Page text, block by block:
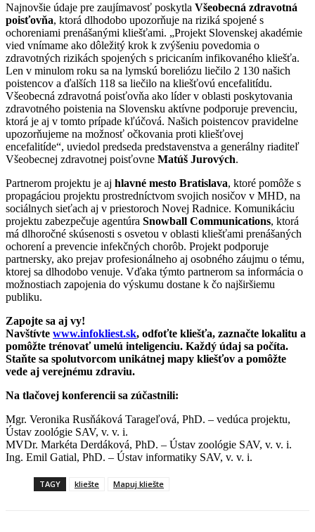
Najnovšie údaje pre zaujímavosť poskytla Všeobecná zdravotná
poisťovňa, ktorá dlhodobo upozorňuje na riziká spojené s
ochoreniami prenášanými kliešťami. „Projekt Slovenskej akadémie
vied vnímame ako dôležitý krok k zvýšeniu povedomia o
zdravotných rizikách spojených s pricicaním infikovaného kliešťa.
Len v minulom roku sa na lymskú boreliózu liečilo 2 130 našich
poistencov a ďalších 118 sa liečilo na kliešťovú encefalitídu.
Všeobecná zdravotná poisťovňa ako líder v oblasti poskytovania
zdravotného poistenia na Slovensku aktívne podporuje prevenciu,
ktorá je aj v tomto prípade kľúčová. Našich poistencov pravidelne
upozorňujeme na možnosť očkovania proti kliešťovej
encefalitíde“, uviedol predseda predstavenstva a generálny riaditeľ
Všeobecnej zdravotnej poisťovne Matúš Jurových.
Partnerom projektu je aj hlavné mesto Bratislava, ktoré pomôže s
propagáciou projektu prostredníctvom svojich nosičov v MHD, na
sociálnych sieťach aj v priestoroch Novej Radnice. Komunikáciu
projektu zabezpečuje agentúra Snowball Communications, ktorá
má dlhoročné skúsenosti s osvetou v oblasti kliešťami prenášaných
ochorení a prevencie infekčných chorôb. Projekt podporuje
partnersky, ako prejav profesionálneho aj osobného záujmu o tému,
ktorej sa dlhodobo venuje. Vďaka týmto partnerom sa informácia o
možnostiach zapojenia do výskumu dostane k čo najširšiemu
publiku.
Zapojte sa aj vy!
Navštívte www.infokliest.sk, odfoťte kliešťa, zaznačte lokalitu a
pomôžte trénovať umelú inteligenciu. Každý údaj sa počíta.
Staňte sa spolutvorcom unikátnej mapy kliešťov a pomôžte
vede aj verejnému zdraviu.
Na tlačovej konferencii sa zúčastnili:
Mgr. Veronika Rusňáková Tarageľová, PhD. – vedúca projektu,
Ústav zoológie SAV, v. v. i.
MVDr. Markéta Derdáková, PhD. – Ústav zoológie SAV, v. v. i.
Ing. Emil Gatial, PhD. – Ústav informatiky SAV, v. v. i.
TAGY kliešte Mapuj kliešte